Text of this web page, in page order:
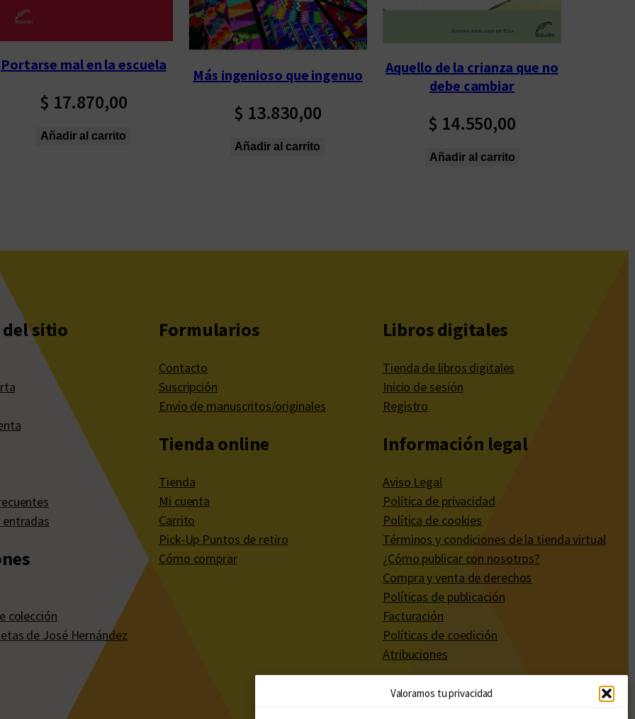
Valoramos tu privacidad
i
Portarse mal en la escuela
$ 17.870,00
Añadir al carrito
Más ingenioso que ingenuo
$ 13.830,00
Añadir al carrito
Aquello de la crianza que no
debe cambiar
$ 14.550,00
Añadir al carrito
del sitio
entradas
colección
de José Hernández
Formularios
Contacto
Suscripción
Envío de manuscritos/originales
Tienda online
Tienda
Mi cuenta
Carrito
Pick-Up Puntos de retiro
Cómo comprar
Libros digitales
Tienda de libros digitales
Inicio de sesión
Registro
Información legal
Aviso Legal
Política de privacidad
Política de cookies
Términos y condiciones de la tienda virtual
¿Cómo publicar con nosotros?
Compra y venta de derechos
Políticas de publicación
Facturación
Políticas de coedición
Atribuciones